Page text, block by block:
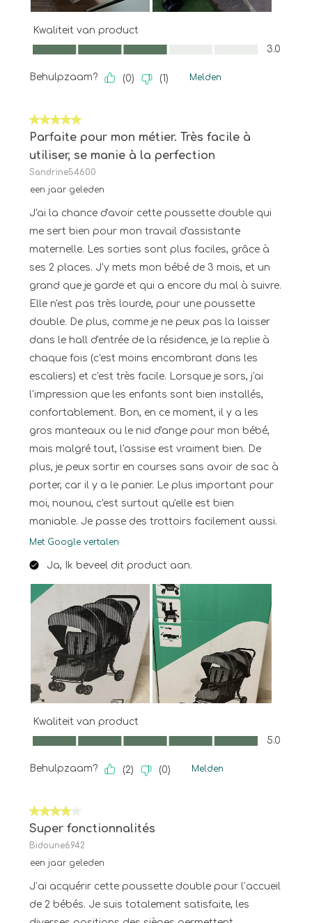
Kwaliteit van product
Kwaliteit van product, 3.0 van 5
3.0
Behulpzaam? (0) (1) Melden
5 van 5 sterren.
Parfaite pour mon métier. Très facile à
utiliser, se manie à la perfection
Sandrine54600
een jaar geleden
J'ai la chance d'avoir cette poussette double qui
me sert bien pour mon travail d'assistante
maternelle. Les sorties sont plus faciles, grâce à
ses 2 places. J'y mets mon bébé de 3 mois, et un
grand que je garde et qui a encore du mal à suivre.
Elle n'est pas très lourde, pour une poussette
double. De plus, comme je ne peux pas la laisser
dans le hall d'entrée de la résidence, je la replie à
chaque fois (c'est moins encombrant dans les
escaliers) et c'est très facile. Lorsque je sors, j'ai
l'impression que les enfants sont bien installés,
confortablement. Bon, en ce moment, il y a les
gros manteaux ou le nid d'ange pour mon bébé,
mais malgré tout, l'assise est vraiment bien. De
plus, je peux sortir en courses sans avoir de sac à
porter, car il y a le panier. Le plus important pour
moi, nounou, c'est surtout qu'elle est bien
maniable. Je passe des trottoirs facilement aussi.
Met Google vertalen
Ja, Ik beveel dit product aan.
Kwaliteit van product
Kwaliteit van product, 5.0 van 5
5.0
Behulpzaam? (2) (0) Melden
4 van 5 sterren.
Super fonctionnalités
Bidoune6942
een jaar geleden
J’ai acquérir cette poussette double pour l’accueil
de 2 bébés. Je suis totalement satisfaite, les